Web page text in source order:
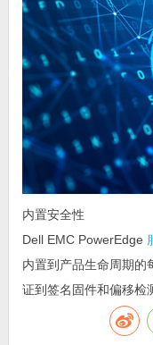
内置安全性
Dell EMC PowerEdge
内置到产品生命周期
证到签名固件和偏移检